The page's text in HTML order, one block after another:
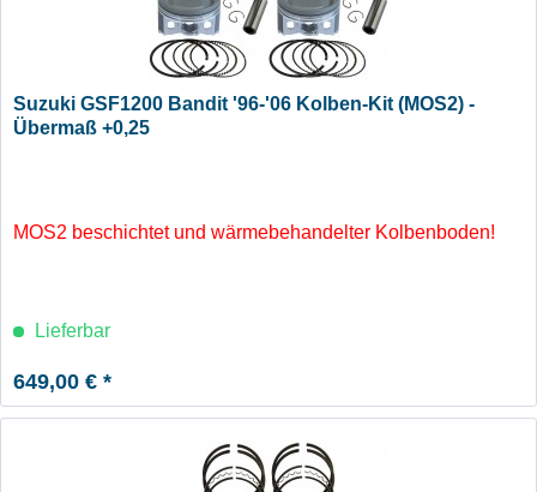
Suzuki GSF1200 Bandit '96-'06 Kolben-Kit (MOS2) -
Übermaß +0,25
MOS2 beschichtet und wärmebehandelter Kolbenboden!
Lieferbar
649,00 € *